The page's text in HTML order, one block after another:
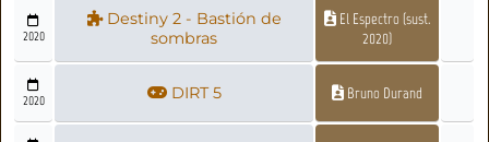
2020
Destiny 2 - Bastión de
sombras
El Espectro (sust.
2020)
2020 DIRT 5 Bruno Durand